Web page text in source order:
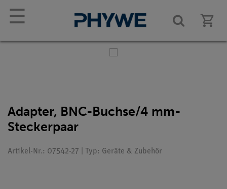
☰
Adapter, BNC-Buchse/4 mm-
Steckerpaar
Artikel-Nr.: 07542-27 | Typ: Geräte & Zubehör